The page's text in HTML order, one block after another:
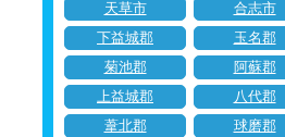
天草市
合志市
下益城郡
玉名郡
菊池郡
阿蘇郡
上益城郡
八代郡
葦北郡
球磨郡